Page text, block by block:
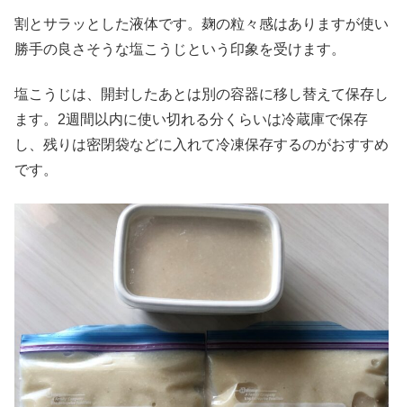
割とサラッとした液体です。麹の粒々感はありますが使い
勝手の良さそうな塩こうじという印象を受けます。
塩こうじは、開封したあとは別の容器に移し替えて保存し
ます。2週間以内に使い切れる分くらいは冷蔵庫で保存
し、残りは密閉袋などに入れて冷凍保存するのがおすすめ
です。